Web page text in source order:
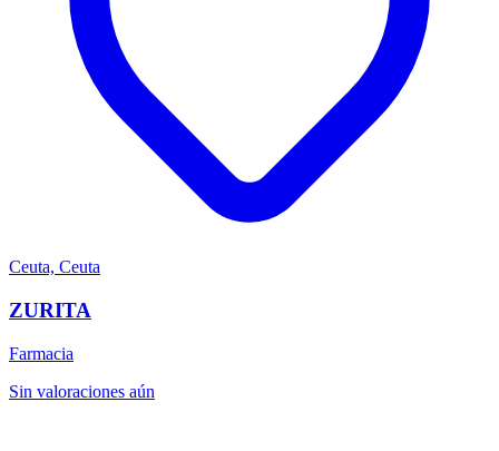
Ceuta, Ceuta
ZURITA
Farmacia
Sin valoraciones aún